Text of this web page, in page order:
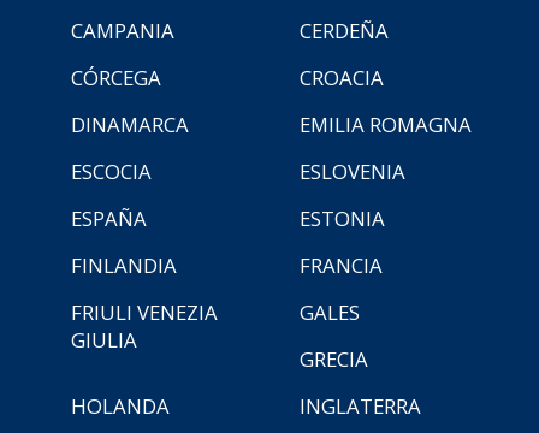
CAMPANIA
CERDEÑA
CÓRCEGA
CROACIA
DINAMARCA
EMILIA ROMAGNA
ESCOCIA
ESLOVENIA
ESPAÑA
ESTONIA
FINLANDIA
FRANCIA
FRIULI VENEZIA
GIULIA
GALES
GRECIA
HOLANDA
INGLATERRA